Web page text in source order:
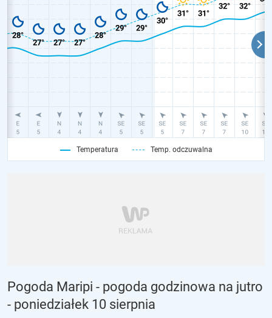
Temperatura Temp. odczuwalna
Pogoda Maripi - pogoda godzinowa na jutro
- poniedziałek 10 sierpnia